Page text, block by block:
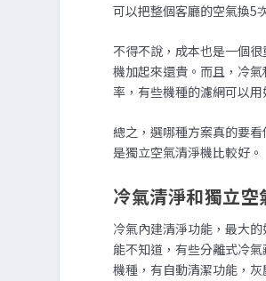
可以把整個客廳的空氣換5
不得不說，成本也是一個
機加起來還貴。而且，冷
率，有些機種的濾網可以
總之，選哪種方案真的要
是獨立空氣清淨機比較好。
冷氣清淨和獨立
冷氣內建清淨功能，最大
能不知道，有些分離式冷
機種，有自動清潔功能，